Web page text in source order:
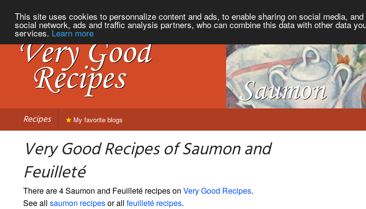
This site uses cookies to personnalize content and ads, to enable sharing on social media,
social network, ads and traffic analysis partners, who can combine this data with other data
services. Learn more
Recipes My favorite blogs
Very Good Recipes of Saumon and
Feuilleté
There are 4 Saumon and Feuilleté recipes on Very Good Recipes.
See all saumon recipesor all feuilleté recipes.